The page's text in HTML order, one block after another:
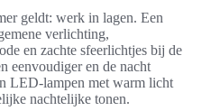
geldt: werk in lagen. Een
verlichting,
en zachte sfeerlichtjes bij de
eenvoudiger en de nacht
LED-lampen met warm licht
nachtelijke tonen.